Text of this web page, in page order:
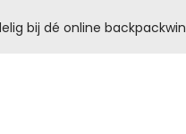
bij dé online